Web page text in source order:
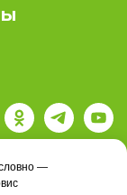
—